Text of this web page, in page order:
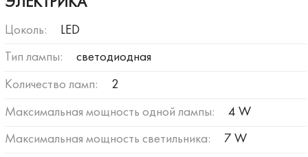
Цоколь: LED
Тип лампы: светодиодная
Количество ламп: 2
Максимальная мощность одной лампы: 4 W
Максимальная мощность светильника: 7 W